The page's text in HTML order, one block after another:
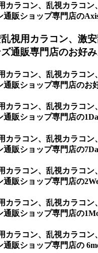
カラコン、乱視カラコ
販ショップ専門店のAxis
視用カラコン、激
通販専門店のお好
カラコン、乱視カラコ
販ショップ専門店のお
カラコン、乱視カラコ
販ショップ専門店の
カラコン、乱視カラコ
販ショップ専門店の
カラコン、乱視カラコ
販ショップ専門店の
カラコン、乱視カラコ
販ショップ専門店の
カラコン、乱視カラコ
販ショップ専門店の